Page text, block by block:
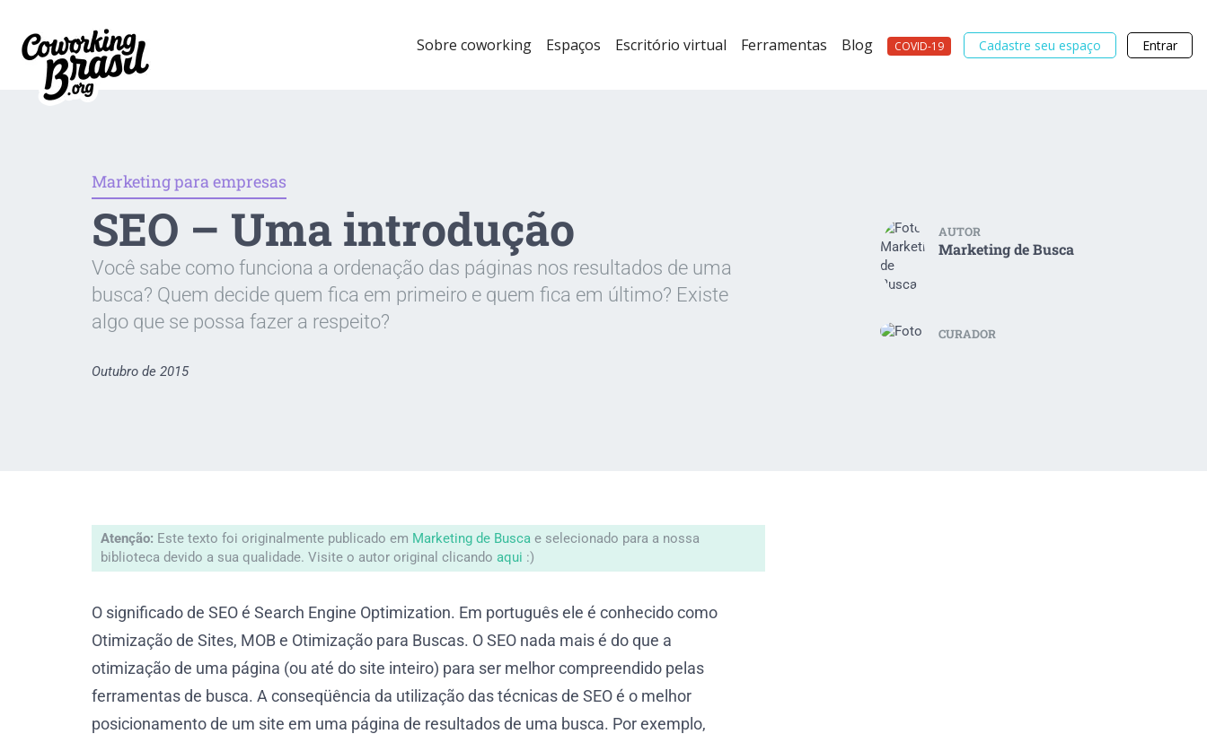
Sobre coworking Espaços Escritório virtual Ferramentas Blog COVID-19 Cadastre seu espaço Entrar
Marketing para empresas
SEO – Uma introdução
Você sabe como funciona a ordenação das páginas nos resultados de uma
busca? Quem decide quem fica em primeiro e quem fica em último? Existe
algo que se possa fazer a respeito?
Outubro de 2015
AUTOR
Marketing de Busca
CURADOR
Atenção: Este texto foi originalmente publicado em Marketing de Busca e selecionado para a nossa
biblioteca devido a sua qualidade. Visite o autor original clicando aqui :)
O significado de SEO é Search Engine Optimization. Em português ele é conhecido como
Otimização de Sites, MOB e Otimização para Buscas. O SEO nada mais é do que a
otimização de uma página (ou até do site inteiro) para ser melhor compreendido pelas
ferramentas de busca. A conseqüência da utilização das técnicas de SEO é o melhor
posicionamento de um site em uma página de resultados de uma busca. Por exemplo,